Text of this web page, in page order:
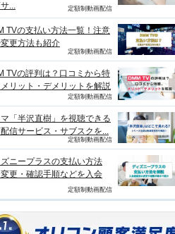
...
定額制動画配信
TVの支払い方法一覧！注意
更方法も紹介
定額制動画配信
TVの評判は？口コミから特
リット・デメリットを解説
定額制動画配信
「半沢直樹」を視聴できる
信サービス・サブスクを...
定額制動画配信
ニープラスの支払い方法
更・確認手順などを入会
定額制動画配信